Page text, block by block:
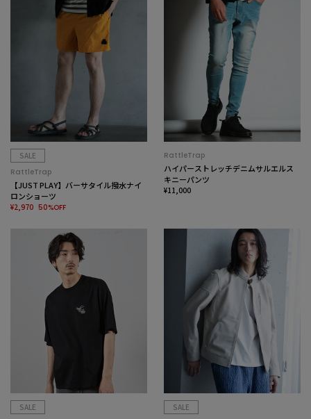
SALE
RattleTrap
【JUST PLAY】バーサタイル撥水ナイ
ロンショーツ
¥2,970 50%OFF
RattleTrap
ハイパーストレッチデニムサルエルス
キニーパンツ
¥11,000
SALE
SALE